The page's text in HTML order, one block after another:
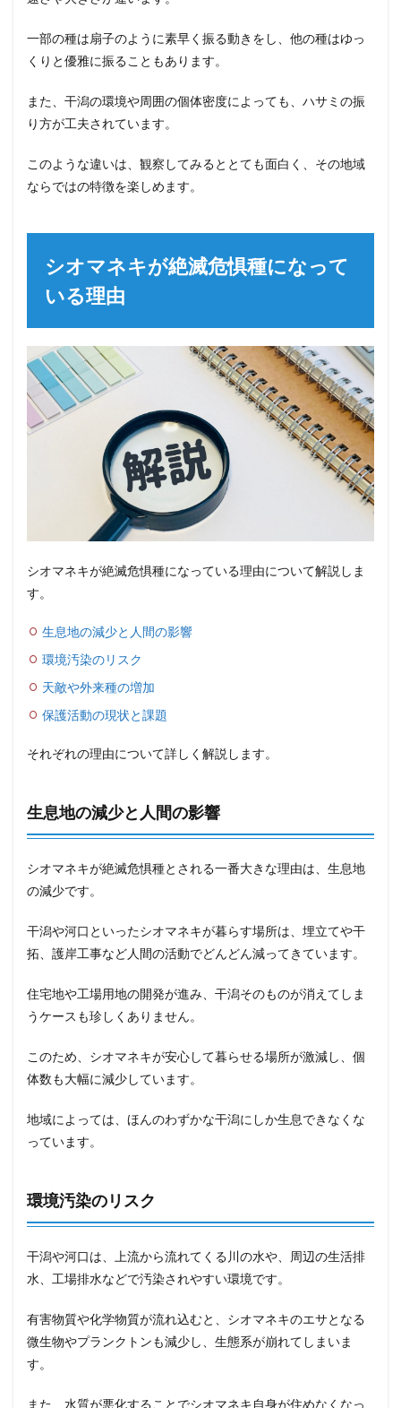
一部の種は扇子のように素早く振る動きをし、他の種はゆっ
くりと優雅に振ることもあります。
また、干潟の環境や周囲の個体密度によっても、ハサミの振
り方が工夫されています。
このような違いは、観察してみるととても面白く、その地域
ならではの特徴を楽しめます。
シオマネキが絶滅危惧種になって
いる理由
シオマネキが絶滅危惧種になっている理由について解説しま
す。
生息地の減少と人間の影響
環境汚染のリスク
天敵や外来種の増加
保護活動の現状と課題
それぞれの理由について詳しく解説します。
生息地の減少と人間の影響
シオマネキが絶滅危惧種とされる一番大きな理由は、生息地
の減少です。
干潟や河口といったシオマネキが暮らす場所は、埋立てや干
拓、護岸工事など人間の活動でどんどん減ってきています。
住宅地や工場用地の開発が進み、干潟そのものが消えてしま
うケースも珍しくありません。
このため、シオマネキが安心して暮らせる場所が激減し、個
体数も大幅に減少しています。
地域によっては、ほんのわずかな干潟にしか生息できなくな
っています。
環境汚染のリスク
干潟や河口は、上流から流れてくる川の水や、周辺の生活排
水、工場排水などで汚染されやすい環境です。
有害物質や化学物質が流れ込むと、シオマネキのエサとなる
微生物やプランクトンも減少し、生態系が崩れてしまいま
す。
また、水質が悪化することでシオマネキ自身が住めなくなっ